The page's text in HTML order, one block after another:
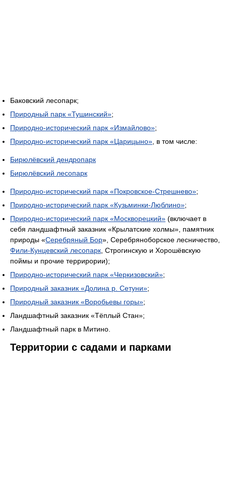
Баковский лесопарк;
Природный парк «Тушинский»;
Природно-исторический парк «Измайлово»;
Природно-исторический парк «Царицыно» , в том числе:
Бирюлёвский дендропарк
Бирюлёвский лесопарк
Природно-исторический парк «Покровское-Стрешнево»;
Природно-исторический парк «Кузьминки-Люблино»;
Природно-исторический парк «Москворецкий» (включает в
себя ландшафтный заказник «Крылатские холмы», памятник
природы «Серебряный Бор», Серебряноборское лесничество,
Фили-Кунцевский лесопарк , Строгинскую и Хорошёвскую
поймы и прочие террирории);
Природно-исторический парк «Черкизовский»;
Природный заказник «Долина р. Сетуни»;
Природный заказник «Воробьевы горы»;
Ландшафтный заказник «Тёплый Стан»;
Ландшафтный парк в Митино.
Территории с садами и парками